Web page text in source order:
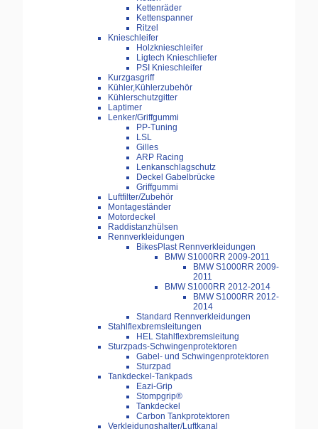
Kettenräder
Kettenspanner
Ritzel
Knieschleifer
Holzknieschleifer
Ligtech Knieschliefer
PSI Knieschleifer
Kurzgasgriff
Kühler,Kühlerzubehör
Kühlerschutzgitter
Laptimer
Lenker/Griffgummi
PP-Tuning
LSL
Gilles
ARP Racing
Lenkanschlagschutz
Deckel Gabelbrücke
Griffgummi
Luftfilter/Zubehör
Montageständer
Motordeckel
Raddistanzhülsen
Rennverkleidungen
BikesPlast Rennverkleidungen
BMW S1000RR 2009-2011
BMW S1000RR 2009-
2011
BMW S1000RR 2012-2014
BMW S1000RR 2012-
2014
Standard Rennverkleidungen
Stahlflexbremsleitungen
HEL Stahlflexbremsleitung
Sturzpads-Schwingenprotektoren
Gabel- und Schwingenprotektoren
Sturzpad
Tankdeckel-Tankpads
Eazi-Grip
Stompgrip®
Tankdeckel
Carbon Tankprotektoren
Verkleidungshalter/Luftkanal